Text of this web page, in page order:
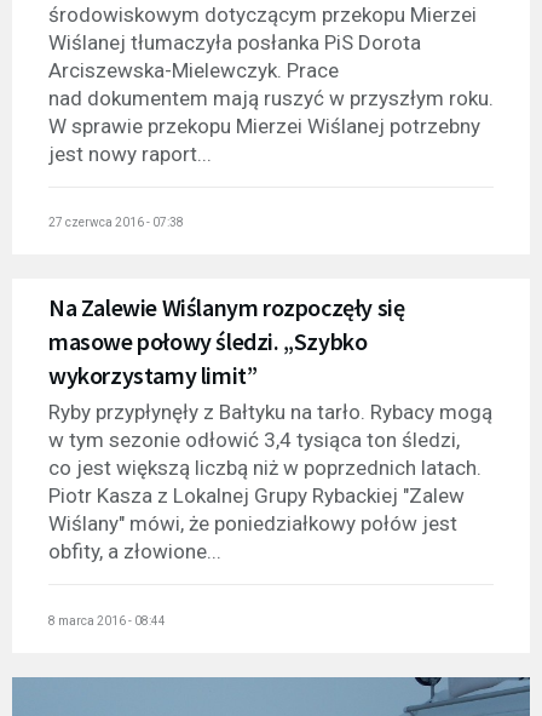
środowiskowym dotyczącym przekopu Mierzei
Wiślanej tłumaczyła posłanka PiS Dorota
Arciszewska-Mielewczyk. Prace
nad dokumentem mają ruszyć w przyszłym roku.
W sprawie przekopu Mierzei Wiślanej potrzebny
jest nowy raport...
27 czerwca 2016 - 07:38
Na Zalewie Wiślanym rozpoczęły się
masowe połowy śledzi. „Szybko
wykorzystamy limit”
Ryby przypłynęły z Bałtyku na tarło. Rybacy mogą
w tym sezonie odłowić 3,4 tysiąca ton śledzi,
co jest większą liczbą niż w poprzednich latach.
Piotr Kasza z Lokalnej Grupy Rybackiej "Zalew
Wiślany" mówi, że poniedziałkowy połów jest
obfity, a złowione...
8 marca 2016 - 08:44